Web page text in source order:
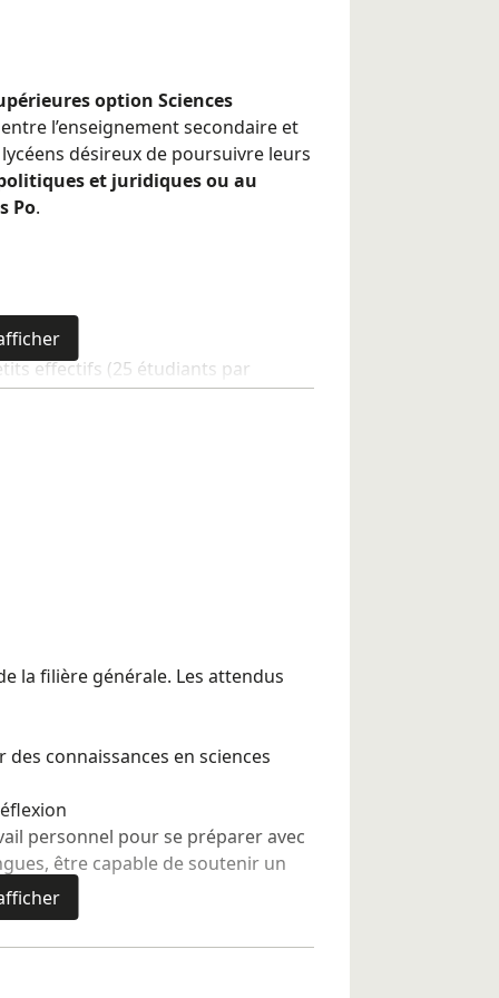
option Sciences
l’enseignement secondaire et
désireux de poursuivre leurs
et juridiques ou au
Po.
effectifs (25 étudiants par
discipline
la filière générale. Les attendus
connaissances en sciences
personnel pour se préparer avec
être capable de soutenir un